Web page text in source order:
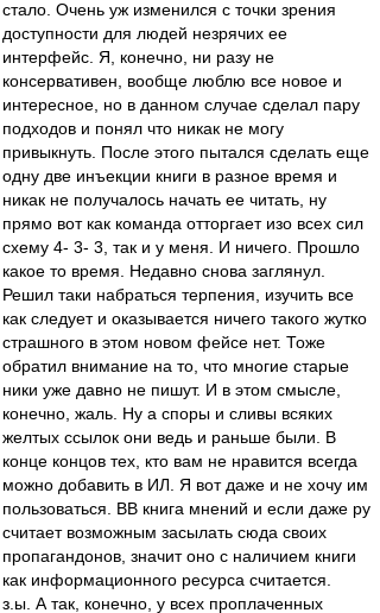
стало. Очень уж изменился с точки зрения
доступности для людей незрячих ее
интерфейс. Я, конечно, ни разу не
консервативен, вообще люблю все новое и
интересное, но в данном случае сделал пару
подходов и понял что никак не могу
привыкнуть. После этого пытался сделать еще
одну две инъекции книги в разное время и
никак не получалось начать ее читать, ну
прямо вот как команда отторгает изо всех сил
схему 4- 3- 3, так и у меня. И ничего. Прошло
какое то время. Недавно снова заглянул.
Решил таки набраться терпения, изучить все
как следует и оказывается ничего такого жутко
страшного в этом новом фейсе нет. Тоже
обратил внимание на то, что многие старые
ники уже давно не пишут. И в этом смысле,
конечно, жаль. Ну а споры и сливы всяких
желтых ссылок они ведь и раньше были. В
конце концов тех, кто вам не нравится всегда
можно добавить в ИЛ. Я вот даже и не хочу им
пользоваться. ВВ книга мнений и если даже ру
считает возможным засылать сюда своих
пропагандонов, значит оно с наличием книги
как информационного ресурса считается.
з.ы. А так, конечно, у всех проплаченных